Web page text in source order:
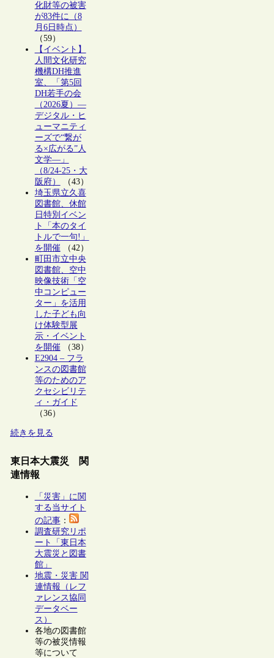
化財等の被害
が83件に（8
月6日時点）
（59）
【イベント】
人間文化研究
機構DH推進
室、「第5回
DH若手の会
（2026夏）―
デジタル・ヒ
ューマニティ
ーズで“繋が
る×広がる”人
文学―」
（8/24-25・大
阪府）
（43）
埼玉県立久喜
図書館、休館
日特別イベン
ト「本のタイ
トルで一句!」
を開催（42）
町田市立中央
図書館、空中
映像技術「空
中コンピュー
ター」を活用
した子ども向
け体験型展
示・イベント
を開催（38）
E2904 – フラ
ンスの図書館
等のためのア
クセシビリテ
ィ・ガイド
（36）
続きを見る
東日本大震災 関
連情報
「災害」に関
する当サイト
の記事：
調査研究リポ
ート「東日本
大震災と図書
館」
地震・災害 関
連情報（レフ
ァレンス協同
データベー
ス）
各地の図書館
等の被災情報
等について